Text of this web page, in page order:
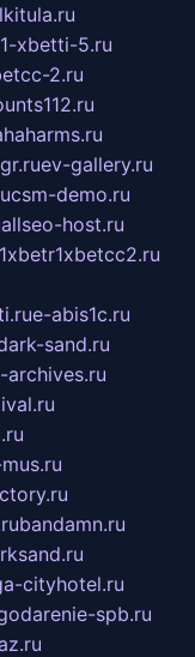
xbetti-5.ru
2.ru
ev-gallery.ru
csm-demo.ru
allseo-host.ru
e-abis1c.ru
sand.ru
archives.ru
bandamn.ru
cityhotel.ru
spb.ru